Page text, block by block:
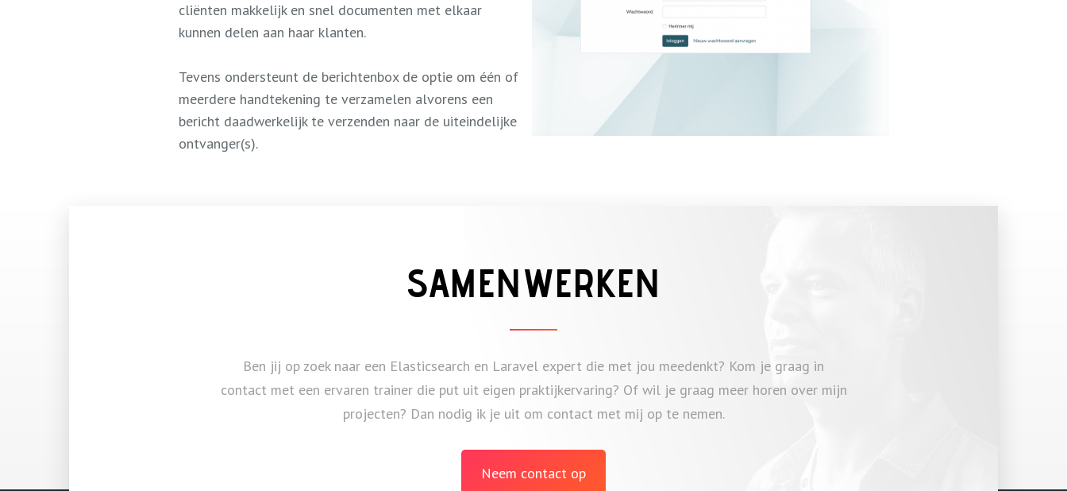
cliënten makkelijk en snel documenten met elkaar
kunnen delen aan haar klanten.
Tevens ondersteunt de berichtenbox de optie om één of
meerdere handtekening te verzamelen alvorens een
bericht daadwerkelijk te verzenden naar de uiteindelijke
ontvanger(s).
SAMENWERKEN
Ben jij op zoek naar een Elasticsearch en Laravel expert die met jou meedenkt? Kom je graag in
contact met een ervaren trainer die put uit eigen praktijkervaring? Of wil je graag meer horen over mijn
projecten? Dan nodig ik je uit om contact met mij op te nemen.
Neem contact op